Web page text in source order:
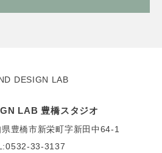
LAB 豊橋スタジオ
県豊橋市新栄町字新田中64-1
33-3137